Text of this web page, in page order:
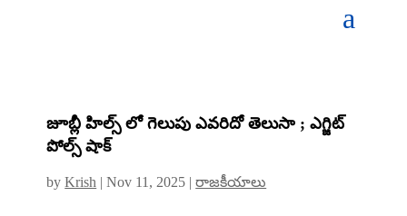
జూబ్లీ హిల్స్ లో గెలుపు ఎవరిదో తెలుసా ; ఎగ్జిట్
పోల్స్ షాక్
byKrish |Nov 11, 2025 |రాజకీయాలు